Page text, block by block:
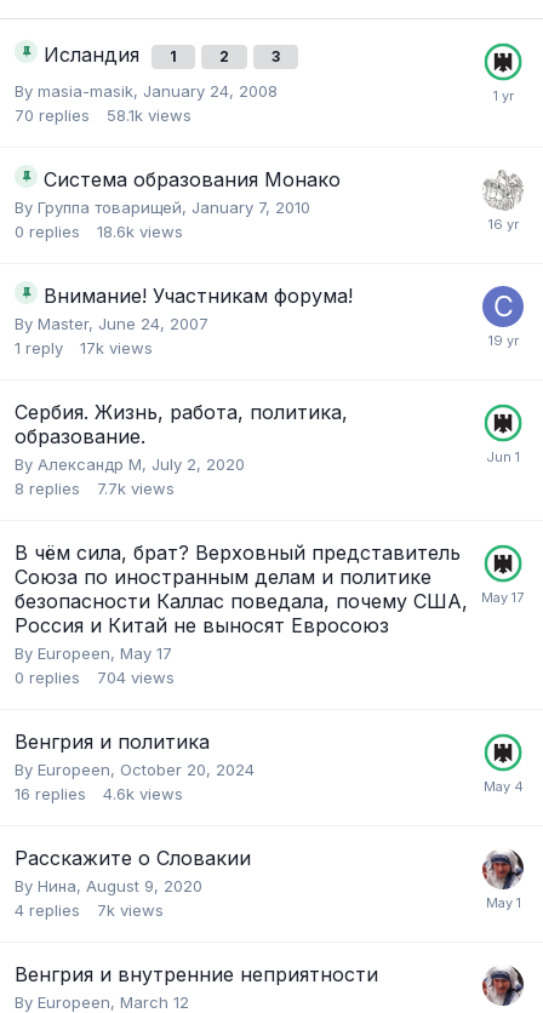
Исландия 1 2 3
By masia-masik, January 24, 2008
70 replies 58.1k views
Система образования Монако
By Группа товарищей, January 7, 2010
0 replies 18.6k views
Внимание! Участникам форума!
By Master, June 24, 2007
1 reply 17k views
Сербия. Жизнь, работа, политика,
образование.
By Александр М, July 2, 2020
8 replies 7.7k views
В чём сила, брат? Верховный представитель
Союза по иностранным делам и политике
безопасности Каллас поведала, почему США,
Россия и Китай не выносят Евросоюз
By Europeen, May 17
0 replies 704 views
Венгрия и политика
By Europeen, October 20, 2024
16 replies 4.6k views
Расскажите о Словакии
By Нина, August 9, 2020
4 replies 7k views
Венгрия и внутренние неприятности
By Europeen, March 12